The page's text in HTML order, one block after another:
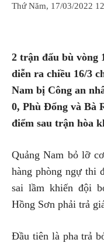
Thứ Năm, 17/03/2022
2 trận đấu bù vòng
diễn ra chiều 16/3
Nam bị Công an
0, Phù Đổng và Bà
điểm sau trận hòa
Quảng Nam bỏ lỡ
hàng phòng ngự thi
sai lầm khiến đội
Hồng Sơn phải trả
Đầu tiên là pha trả